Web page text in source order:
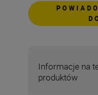
Informacje na
produktów